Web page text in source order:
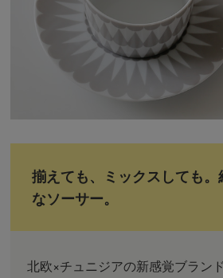
揃えても、ミックスしても
なソーサー。
北欧×チュニジアの新感覚ブラン